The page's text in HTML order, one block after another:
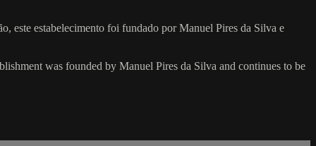
este estabelecimento foi fundado por Manuel Pires da Silva e
was founded by Manuel Pires da Silva and continues to be